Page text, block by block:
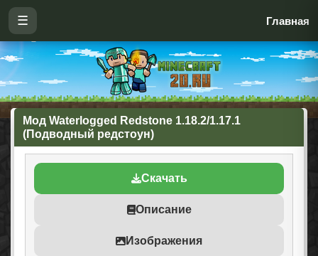
☰ Главная
Мод Waterlogged Redstone 1.18.2/1.17.1
(Подводный редстоун)
Скачать
Описание
Изображения